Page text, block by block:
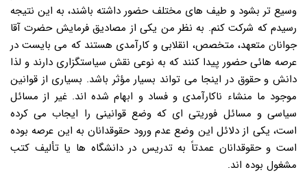
وسیع تر بشود و طیف های مختلف حضور داشته باشند، به این نتیجه
رسیدم که شرکت کنم. به نظر من یکی از مصادیق فرمایش حضرت آقا
جوانان متعهد، متخصص، انقلابی و کارآمدی هستند که می بایست در
عرصه هائی حضور پیدا کنند که به نوعی نقش سیاستگزاری دارند و لذا
دانش و حقوق در اینجا می تواند بسیار مؤثر باشد. بسیاری از قوانین
موجود ما منشاء ناکارآمدی و فساد و ابهام شده اند. غیر از مسائل
سیاسی و مسائل فوریتی ای که وضع قوانینی را ایجاب می کرده
است، یکی از دلائل این وضع عدم ورود حقوقدانان به این عرصه بوده
است و حقوقدانان عمدتاً به تدریس در دانشگاه ها یا تألیف کتب
مشغول بوده اند.